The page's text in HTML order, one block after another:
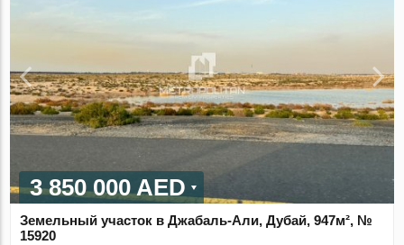
3 850 000 AED
Земельный участок в Джабаль-Али, Дубай, 947м², №
15920